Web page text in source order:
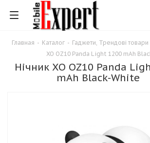
Главная - Каталог - Гаджети, Трендові товари
XO OZ10 Panda Light 1200 mAh
Нічник XO OZ10 Panda
mAh Black-White